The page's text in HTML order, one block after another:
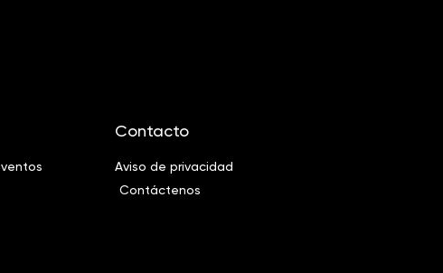
Contacto
Aviso de privacidad
Contáctenos